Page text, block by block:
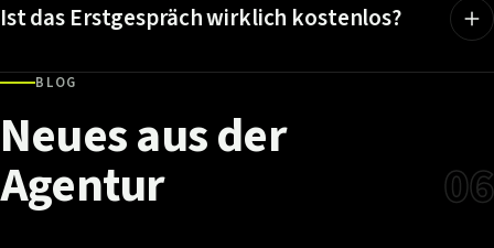
Ist das Erstgespräch wirklich kostenlos?
BLOG
Neuesausder
Agentur 06